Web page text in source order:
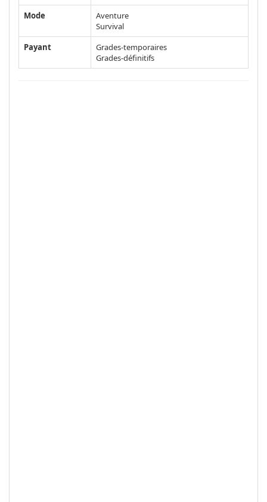
Mode
Aventure
Survival
Payant
Grades-temporaires
Grades-définitifs